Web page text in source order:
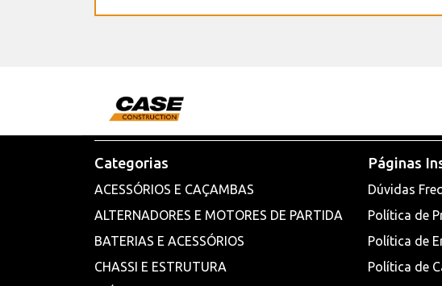
Categorias
ACESSÓRIOS E CAÇAMBAS
ALTERNADORES E MOTORES DE PARTIDA
BATERIAS E ACESSÓRIOS
CHASSI E ESTRUTURA
Páginas
Dúvidas
Política de
Política de
Política de